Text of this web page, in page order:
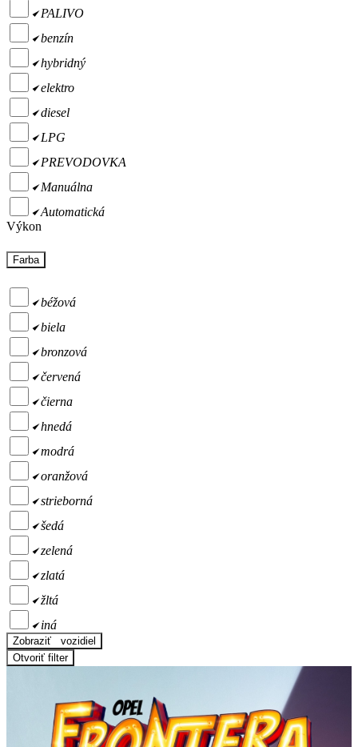
PALIVO
benzín
hybridný
elektro
diesel
LPG
PREVODOVKA
Manuálna
Automatická
Výkon
Farba
béžová
biela
bronzová
červená
čierna
hnedá
modrá
oranžová
strieborná
šedá
zelená
zlatá
žltá
iná
Zobraziť
vozidiel
Otvoriť filter